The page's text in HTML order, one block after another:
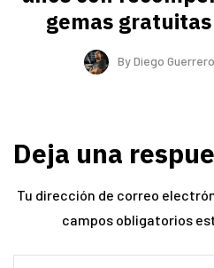
gemas
ByDiego Guerrero
Deja una
Tu dirección de correo
campos obligatorios